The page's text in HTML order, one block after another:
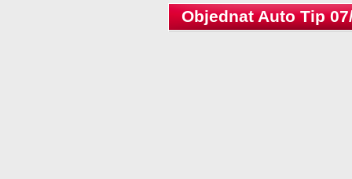
Objednat Auto Tip